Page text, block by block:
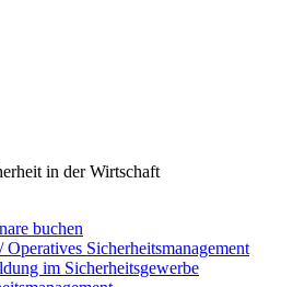
in der Wirtschaft
buchen
Operatives Sicherheitsmanagement
im Sicherheitsgewerbe